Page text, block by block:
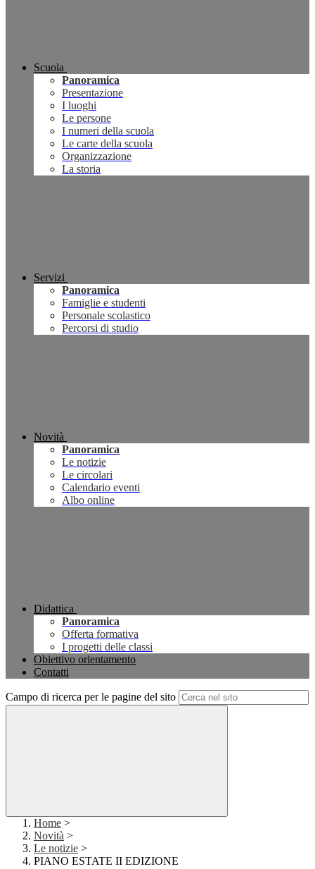
Scuola
Panoramica
Presentazione
I luoghi
Le persone
I numeri della scuola
Le carte della scuola
Organizzazione
La storia
Servizi
Panoramica
Famiglie e studenti
Personale scolastico
Percorsi di studio
Novità
Panoramica
Le notizie
Le circolari
Calendario eventi
Albo online
Didattica
Panoramica
Offerta formativa
I progetti delle classi
Obiettivo orientamento
Contatti
Campo di ricerca per le pagine del sito
Home >
Novità >
Le notizie >
PIANO ESTATE II EDIZIONE